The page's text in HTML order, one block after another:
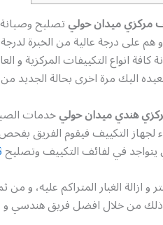
مركزي ميدان حوليتصليح
على درجة عالية من الخبرة
كافة انواع التكييفات المركزية
اليك مرة اخرى بحالة الجديد
هندي ميدان حوليخدمات
التكييف فيقوم الفريق
يتواجد في لفائف التكييف وتصليح
ازالة الغبار المتراكم عليه، و
ذلك من خلال افضل فريق هندسي